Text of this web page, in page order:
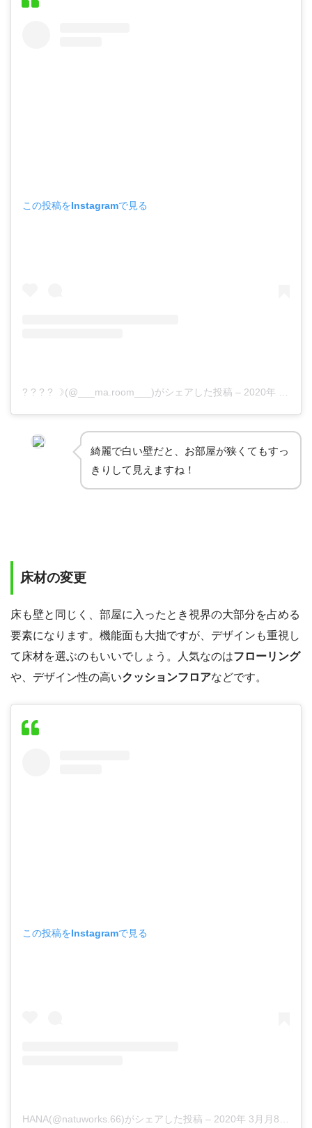
この投稿をInstagramで見る
? ? ? ? ☽(@___ma.room___)がシェアした投稿 – 2020年 3月月8日午後8時48分PDT
綺麗で白い壁だと、お部屋が狭くてもすっ
きりして見えますね！
床材の変更
床も壁と同じく、部屋に入ったとき視界の大部分を占める
要素になります。機能面も大拙ですが、デザインも重視し
て床材を選ぶのもいいでしょう。人気なのはフローリング
や、デザイン性の高いクッションフロアなどです。
この投稿をInstagramで見る
HANA(@natuworks.66)がシェアした投稿 – 2020年 3月月8日午前6時36分PDT